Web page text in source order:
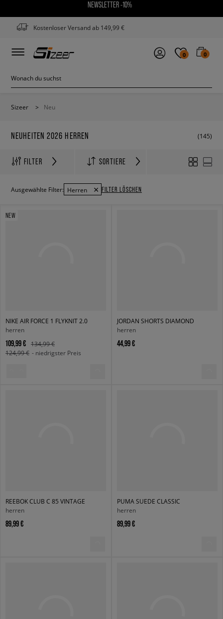
NEWSLETTER -10%
Kostenloser Versand ab 149,99 €
0 0
Sizeer > Neu
NEUHEITEN 2026 HERREN (145)
FILTER SORTIERE
Ausgewählte Filter: Herren FILTER LÖSCHEN
NEW
NIKE AIR FORCE 1 FLYKNIT 2.0
herren
109,99 €
134,99 €
124,99 € - niedrigster Preis
JORDAN SHORTS DIAMOND
herren
44,99 €
REEBOK CLUB C 85 VINTAGE
herren
89,99 €
PUMA SUEDE CLASSIC
herren
89,99 €